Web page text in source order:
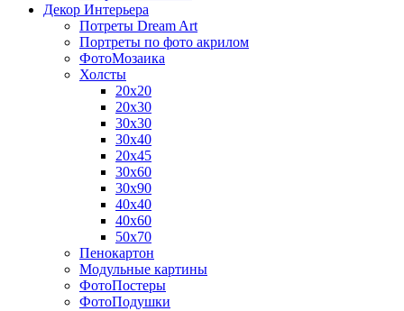
Декор Интерьера
Потреты Dream Art
Портреты по фото акрилом
ФотоМозаика
Холсты
20х20
20х30
30х30
30х40
20х45
30х60
30х90
40х40
40х60
50х70
Пенокартон
Модульные картины
ФотоПостеры
ФотоПодушки